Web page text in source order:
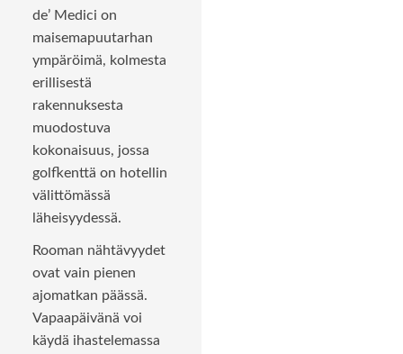
de’ Medici on
maisemapuutarhan
ympäröimä, kolmesta
erillisestä
rakennuksesta
muodostuva
kokonaisuus, jossa
golfkenttä on hotellin
välittömässä
läheisyydessä.
Rooman nähtävyydet
ovat vain pienen
ajomatkan päässä.
Vapaapäivänä voi
käydä ihastelemassa